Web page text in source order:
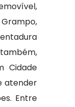
Cidade
atender
Entre